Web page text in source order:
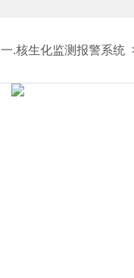
一.核生化监测报警系统